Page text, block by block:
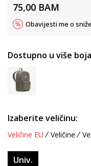
75,00 BAM
Obavijesti me o
Dostupno u više
Izaberite veličinu:
Veličine EU Veličine
Univ.